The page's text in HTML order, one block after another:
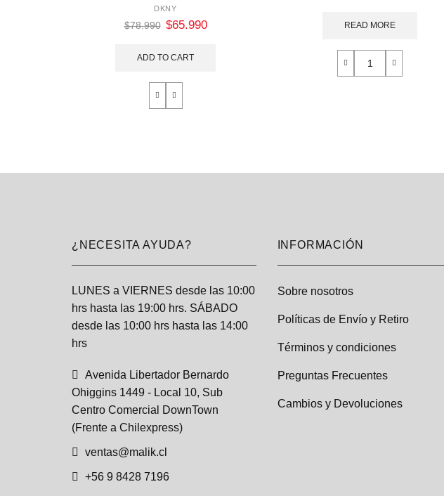
DKNY
$78.990 $65.990
ADD TO CART
READ MORE
¿NECESITA AYUDA?
LUNES a VIERNES desde las 10:00
hrs hasta las 19:00 hrs. SÁBADO
desde las 10:00 hrs hasta las 14:00
hrs
Avenida Libertador Bernardo
Ohiggins 1449 - Local 10, Sub
Centro Comercial DownTown
(Frente a Chilexpress)
ventas@malik.cl
+56 9 8428 7196
INFORMACIÓN
Sobre nosotros
Políticas de Envío y Retiro
Términos y condiciones
Preguntas Frecuentes
Cambios y Devoluciones